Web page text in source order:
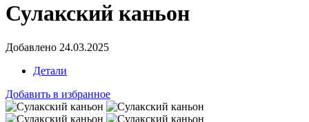
Сулакский каньон
Добавлено 24.03.2025
Детали
Добавить в избранное